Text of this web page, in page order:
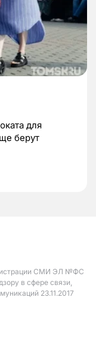
для
берут
СМИ ЭЛ №ФС
в сфере связи,
23.11.2017